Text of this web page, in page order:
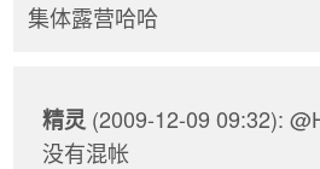
集体露营哈哈
精灵 (2009-12-09 09:32):
没有混帐